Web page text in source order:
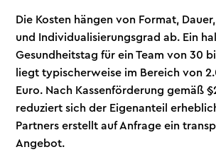
Die Kosten hängen von Format, Dauer,
und Individualisierungsgrad ab. Ein
Gesundheitstag für ein Team von 30
liegt typischerweise im Bereich von
Euro. Nach Kassenförderung gemäß
reduziert sich der Eigenanteil
Partners erstellt auf Anfrage ein
Angebot.